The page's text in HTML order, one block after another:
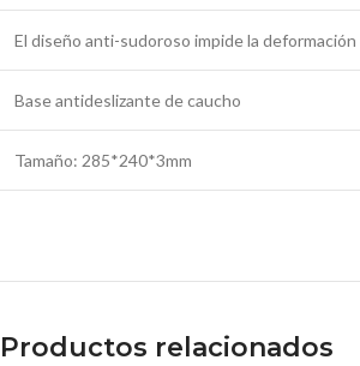
El diseño anti-sudoroso impide la deformación
Base antideslizante de caucho
Tamaño: 285*240*3mm
Productos relacionados